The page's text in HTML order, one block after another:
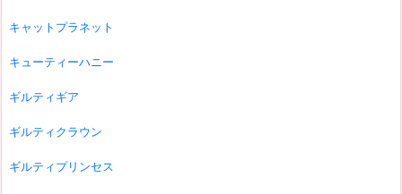
キャットプラネット
キューティーハニー
ギルティギア
ギルティクラウン
ギルティプリンセス